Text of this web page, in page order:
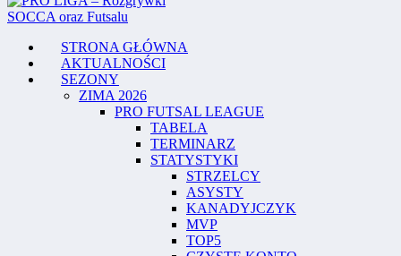
STRONA GŁÓWNA
AKTUALNOŚCI
SEZONY
ZIMA 2026
PRO FUTSAL LEAGUE
TABELA
TERMINARZ
STATYSTYKI
STRZELCY
ASYSTY
KANADYJCZYK
MVP
TOP5